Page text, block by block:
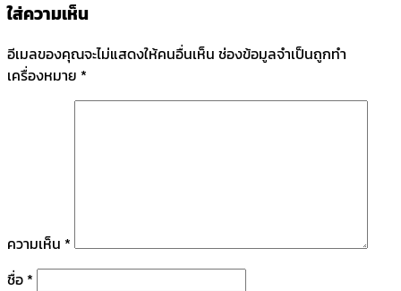
ใส่ความเห็น
อีเมลของคุณจะไม่แสดงให้คนอื่นเห็น ช่องข้อมูลจำเป็นถูกทำ
เครื่องหมาย *
ความเห็น *
ชื่อ *